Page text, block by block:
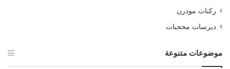
ركنات مودرن
ديرسات محجبات
موضوعات متنوعة